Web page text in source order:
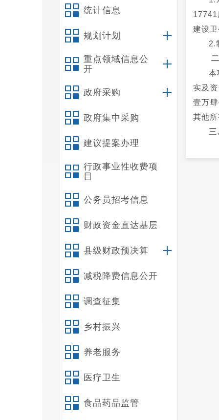
统计信息
规划计划
重点领域信息公
开
政府采购
政府集中采购
建议提案办理
行政事业性收费项
目
公务员招考信息
财政资金直达基层
县级财政预决算
减税降费信息公开
调查征集
乡村振兴
养老服务
医疗卫生
食品药品监管
17741
建设
2.
本
实及
壹万
其他
三
（